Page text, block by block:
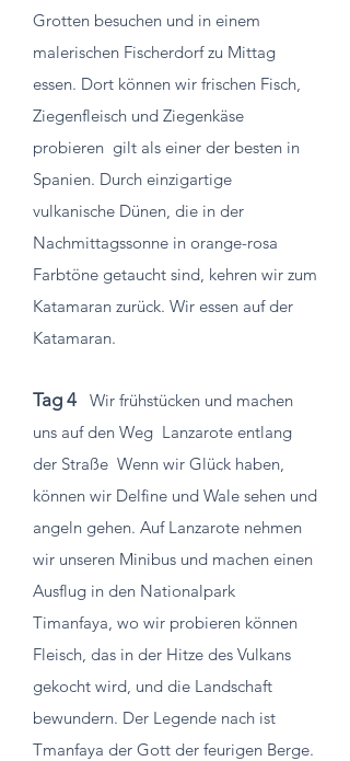
Grotten besuchen und in einem
malerischen Fischerdorf zu Mittag
essen. Dort können wir frischen Fisch,
Ziegenfleisch und Ziegenkäse
probieren gilt als einer der besten in
Spanien. Durch einzigartige
vulkanische Dünen, die in der
Nachmittagssonne in orange-rosa
Farbtöne getaucht sind, kehren wir zum
Katamaran zurück. Wir essen auf der
Katamaran.
Tag 4
Wir frühstücken und machen
uns auf den Weg Lanzarote entlang
der Straße Wenn wir Glück haben,
können wir Delfine und Wale sehen und
angeln gehen. Auf Lanzarote nehmen
wir unseren Minibus und machen einen
Ausflug in den Nationalpark
Timanfaya, wo wir probieren können
Fleisch, das in der Hitze des Vulkans
gekocht wird, und die Landschaft
bewundern. Der Legende nach ist
Tmanfaya der Gott der feurigen Berge.